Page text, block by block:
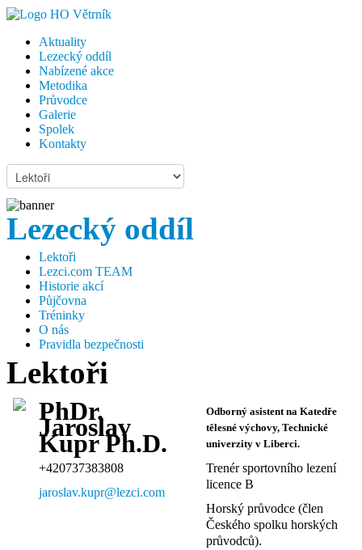
Aktuality
Lezecký oddíl
Nabízené akce
Metodika
Průvodce
Galerie
Spolek
Kontakty
Lezecký oddíl
Lektoři
Lezci.com TEAM
Historie akcí
Půjčovna
Tréninky
O nás
Pravidla bezpečnosti
Lektoři
PhDr.
Jaroslav
Kupr Ph.D.
+420737383808
jaroslav.kupr@lezci.com
Odborný asistent na Katedře
tělesné výchovy, Technické
univerzity v Liberci.
Trenér sportovního lezení
licence B
Horský průvodce (člen
Českého spolku horských
průvodců).